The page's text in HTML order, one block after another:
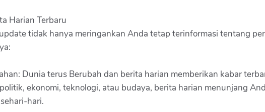
Harian Terbaru
tidak hanya meringankan Anda tetap terinformasi tentang
Dunia terus Berubah dan berita harian memberikan kabar
ekonomi, teknologi, atau budaya, berita harian menunjang
hari.